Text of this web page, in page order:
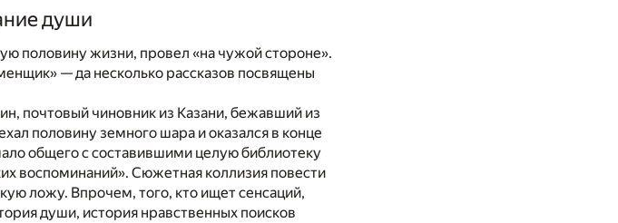
души
половину жизни, провел «на чужой стороне».
— да несколько рассказов посвящены
почтовый чиновник из Казани, бежавший из
половину земного шара и оказался в конце
общего с составившими целую библиотеку
воспоминаний». Сюжетная коллизия повести
ложу. Впрочем, того, кто ищет сенсаций,
души, история нравственных поисков